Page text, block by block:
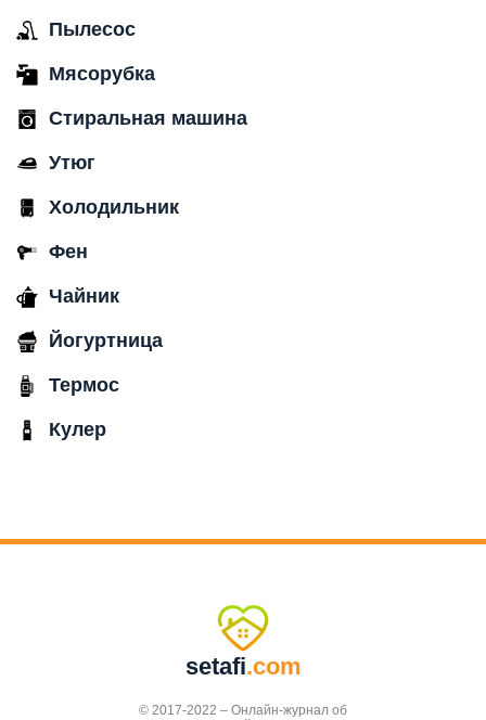
Пылесос
Мясорубка
Стиральная машина
Утюг
Холодильник
Фен
Чайник
Йогуртница
Термос
Кулер
setafi.com
© 2017-2022 – Онлайн-журнал об